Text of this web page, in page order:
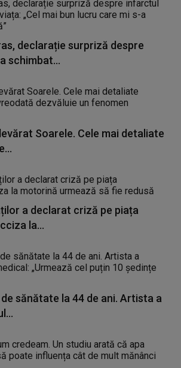
declarație surpriză despre
schimbat...
Soarele. Cele mai detaliate
a declarat criză pe piața
la...
sănătate la 44 de ani. Artista a